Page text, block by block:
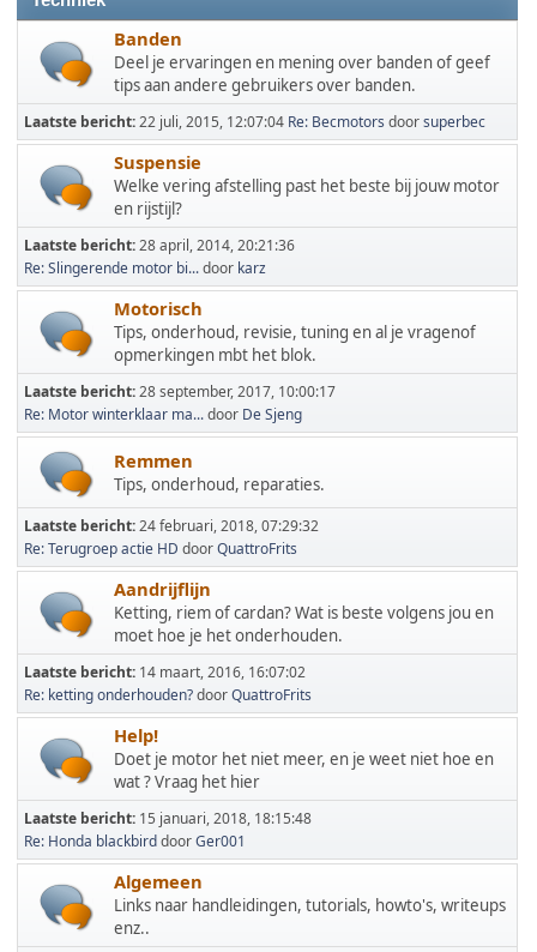
Banden
Deel je ervaringen en mening over banden of geef
tips aan andere gebruikers over banden.
Laatste bericht:22 juli, 2015, 12:07:04 Re: Becmotors doorsuperbec
Suspensie
Welke vering afstelling past het beste bij jouw motor
en rijstijl?
Laatste bericht:28 april, 2014, 20:21:36
Re: Slingerende motor bi...door karz
Motorisch
Tips, onderhoud, revisie, tuning en al je vragenof
opmerkingen mbt het blok.
Laatste bericht:28 september, 2017, 10:00:17
Re: Motor winterklaar ma...door De Sjeng
Remmen
Tips, onderhoud, reparaties.
Laatste bericht:24 februari, 2018, 07:29:32
Re: Terugroep actie HD doorQuattroFrits
Aandrijflijn
Ketting, riem of cardan? Wat is beste volgens jou en
moet hoe je het onderhouden.
Laatste bericht: 14 maart, 2016, 16:07:02
Re: ketting onderhouden?doorQuattroFrits
Help!
Doet je motor het niet meer, en je weet niet hoe en
wat ? Vraag het hier
Laatste bericht: 15 januari, 2018, 18:15:48
Re: Honda blackbirddoorGer001
Algemeen
Links naar handleidingen, tutorials, howto's, writeups
enz..